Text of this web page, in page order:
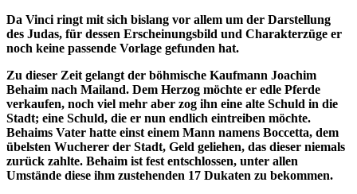
Da Vinci ringt mit sich bislang vor allem um der Darstellung
des Judas, für dessen Erscheinungsbild und Charakterzüge er
noch keine passende Vorlage gefunden hat.
Zu dieser Zeit gelangt der böhmische Kaufmann Joachim
Behaim nach Mailand. Dem Herzog möchte er edle Pferde
verkaufen, noch viel mehr aber zog ihn eine alte Schuld in die
Stadt; eine Schuld, die er nun endlich eintreiben möchte.
Behaims Vater hatte einst einem Mann namens Boccetta, dem
übelsten Wucherer der Stadt, Geld geliehen, das dieser niemals
zurück zahlte. Behaim ist fest entschlossen, unter allen
Umstände diese ihm zustehenden 17 Dukaten zu bekommen.